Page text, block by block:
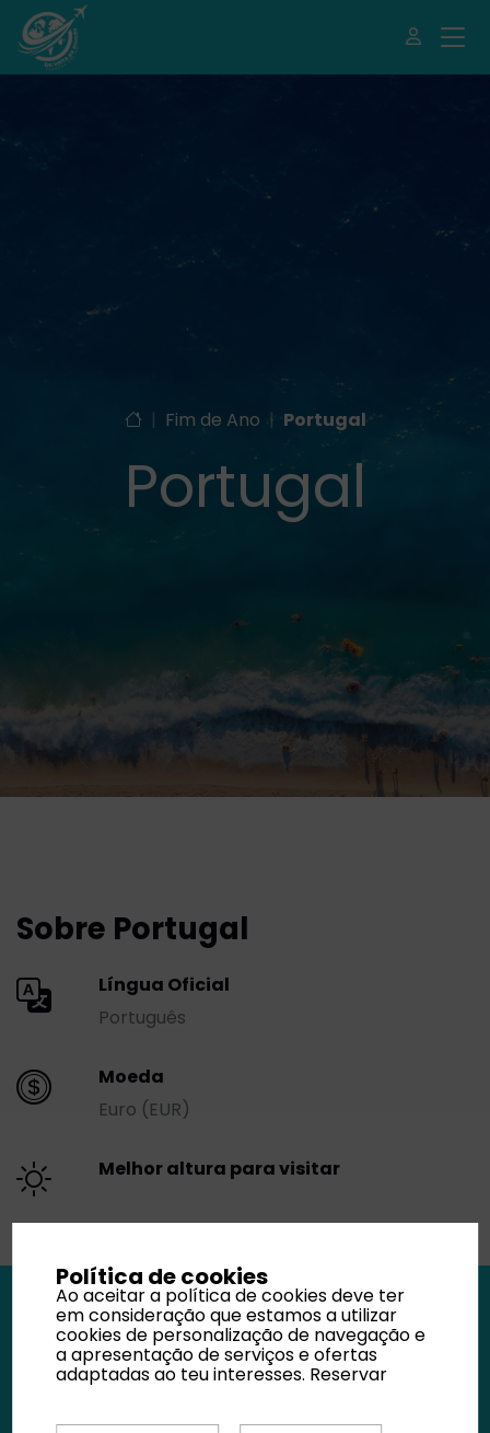
| Fim de Ano | Portugal
Portugal
Sobre Portugal
Língua Oficial
Português
Moeda
Euro (EUR)
Melhor altura para visitar
Política de cookies
Ao aceitar a política de cookies deve ter
em consideração que estamos a utilizar
cookies de personalização de navegação e
a apresentação de serviços e ofertas
adaptadas ao teu interesses. Reservar